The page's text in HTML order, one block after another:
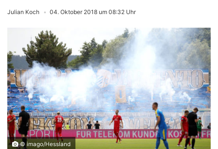
Julian Koch 04. Oktober 2018 um 08:32 Uhr
© imago/Hessland